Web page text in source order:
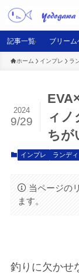
記事一覧 ブリー
ホーム インプレ ラ
ィノ
ちが
2024
9/29
インプレ ランデ
当ページの
ます。
釣りに欠かせ